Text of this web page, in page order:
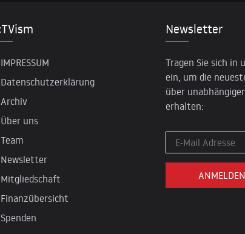
IMPRESSUM
Datenschutzerklärung
Archiv
Über uns
Team
Newsletter
Mitgliedschaft
Finanzübersicht
Spenden
Newsletter
Tragen Sie sich in
ein, um die
über
erhalten: